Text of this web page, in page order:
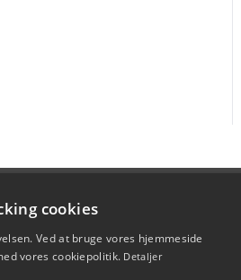
cookies
Ved at bruge vores hjemmeside
vores cookiepolitik. Detaljer